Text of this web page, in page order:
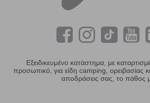
Εξειδικευμένο κατάστημα, με
προσωπικό, για είδη camping, ορειβασίας
αποδράσεις σας, το πάθος